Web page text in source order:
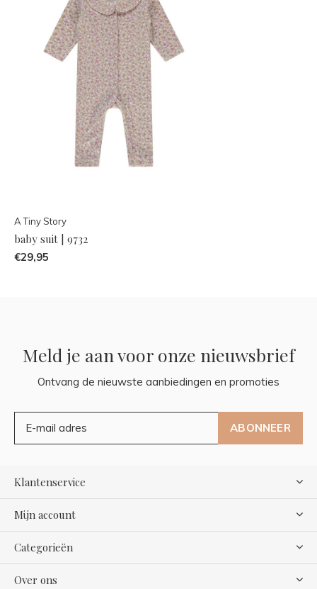
A Tiny Story
baby suit | 9732
€29,95
Meld je aan voor onze nieuwsbrief
Ontvang de nieuwste aanbiedingen en promoties
ABONNEER
Klantenservice
Mijn account
Categorieën
Over ons